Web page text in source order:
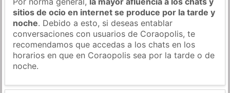
sitios de ocio en internet se produce por la tarde y
noche. Debido a esto, si deseas entablar
conversaciones con usuarios de Coraopolis, te
recomendamos que accedas a los chats en los
horarios en que en Coraopolis sea por la tarde o de
noche.